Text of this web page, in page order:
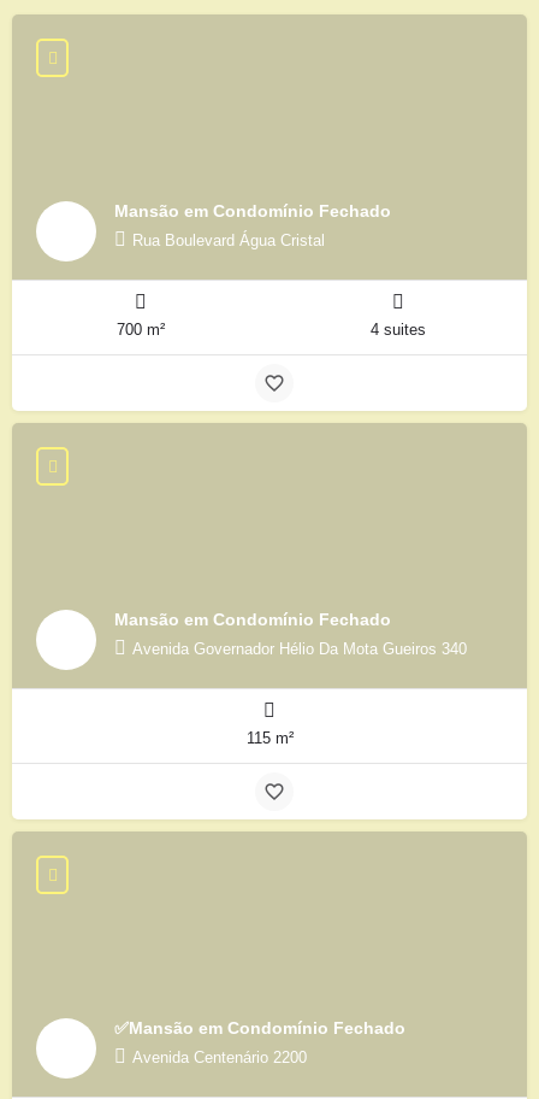
Mansão em Condomínio Fechado
Rua Boulevard Água Cristal
700 m² 4 suites
Mansão em Condomínio Fechado
Avenida Governador Hélio Da Mota Gueiros 340
115 m²
✅Mansão em Condomínio Fechado
Avenida Centenário 2200